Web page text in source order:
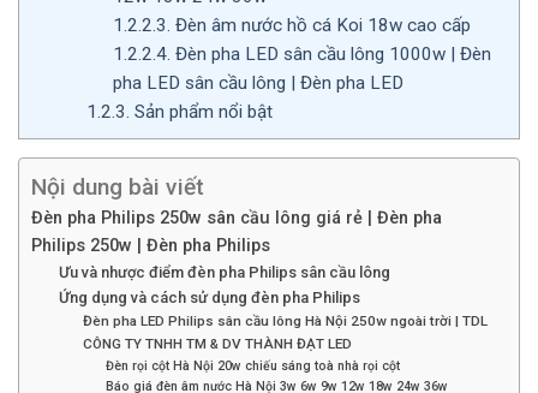
1.2.2.3. Đèn âm nước hồ cá Koi 18w cao cấp
1.2.2.4. Đèn pha LED sân cầu lông 1000w | Đèn
pha LED sân cầu lông | Đèn pha LED
1.2.3. Sản phẩm nổi bật
Nội dung bài viết
Đèn pha Philips 250w sân cầu lông giá rẻ | Đèn pha
Philips 250w | Đèn pha Philips
Ưu và nhược điểm đèn pha Philips sân cầu lông
Ứng dụng và cách sử dụng đèn pha Philips
Đèn pha LED Philips sân cầu lông Hà Nội 250w ngoài trời | TDL
CÔNG TY TNHH TM & DV THÀNH ĐẠT LED
Đèn rọi cột Hà Nội 20w chiếu sáng toà nhà rọi cột
Báo giá đèn âm nước Hà Nội 3w 6w 9w 12w 18w 24w 36w